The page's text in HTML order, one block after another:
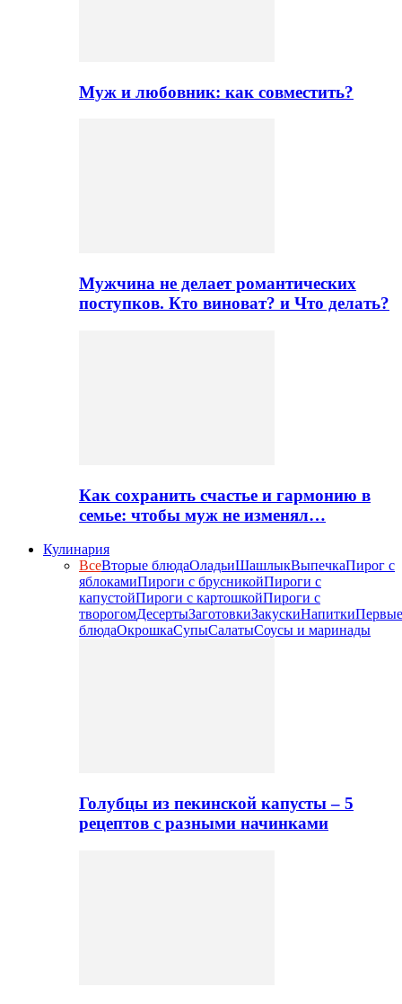
Муж и любовник: как совместить?
Мужчина не делает романтических
поступков. Кто виноват? и Что делать?
Как сохранить счастье и гармонию в
семье: чтобы муж не изменял…
Кулинария
ВсеВторые блюдаОладьиШашлыкВыпечкаПирог с
яблокамиПироги с брусникойПироги с
капустойПироги с картошкойПироги с
творогомДесертыЗаготовкиЗакускиНапиткиПервые
блюдаОкрошкаСупыСалатыСоусы и маринады
Голубцы из пекинской капусты – 5
рецептов с разными начинками